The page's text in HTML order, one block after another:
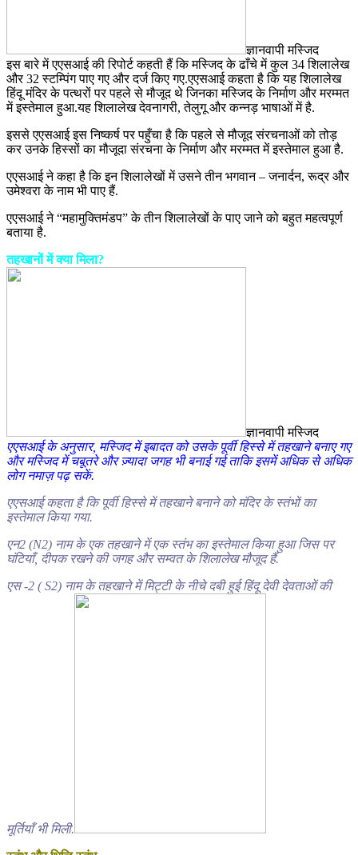
ज्ञानवापी मस्जिद
इस बारे में एएसआई की रिपोर्ट कहती हैं कि मस्जिद के ढाँचे में कुल 34 शिलालेख
और 32 स्टम्पिंग पाए गए और दर्ज किए गए.एएसआई कहता है कि यह शिलालेख
हिंदू मंदिर के पत्थरों पर पहले से मौजूद थे जिनका मस्जिद के निर्माण और मरम्मत
में इस्तेमाल हुआ.यह शिलालेख देवनागरी, तेलुगू और कन्नड़ भाषाओं में है.
इससे एएसआई इस निष्कर्ष पर पहुँचा है कि पहले से मौजूद संरचनाओं को तोड़
कर उनके हिस्सों का मौजूदा संरचना के निर्माण और मरम्मत में इस्तेमाल हुआ है.
एएसआई ने कहा है कि इन शिलालेखों में उसने तीन भगवान – जनार्दन, रूद्र और
उमेश्वरा के नाम भी पाए हैं.
एएसआई ने “महामुक्तिमंडप” के तीन शिलालेखों के पाए जाने को बहुत महत्वपूर्ण
बताया है.
तहखानों में क्या मिला?
ज्ञानवापी मस्जिद
एएसआई के अनुसार, मस्जिद में इबादत को उसके पूर्वी हिस्से में तहखाने बनाए गए
और मस्जिद में चबूतरे और ज़्यादा जगह भी बनाई गई ताकि इसमें अधिक से अधिक
लोग नमाज़ पढ़ सकें.
एएसआई कहता है कि पूर्वी हिस्से में तहखाने बनाने को मंदिर के स्तंभों का
इस्तेमाल किया गया.
एन2 (N2) नाम के एक तहखाने में एक स्तंभ का इस्तेमाल किया हुआ जिस पर
घंटियाँ, दीपक रखने की जगह और सम्वत के शिलालेख मौजूद हैं.
एस -2 ( S2) नाम के तहखाने में मिट्टी के नीचे दबी हुई हिंदू देवी देवताओं की
मूर्तियाँ भी मिली.